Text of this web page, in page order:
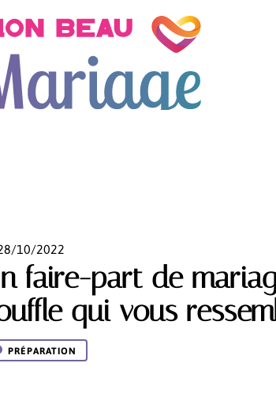
10/2022
faire-part de
qui vous
PRÉPARATION